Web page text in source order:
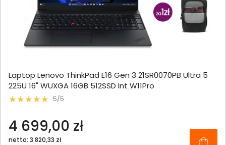
Laptop Lenovo ThinkPad E16 Gen 3 21SR0070PB Ultra 5
225U 16" WUXGA 16GB 512SSD Int W11Pro
5/5
4 699,00 zł
netto: 3 820,33 zł